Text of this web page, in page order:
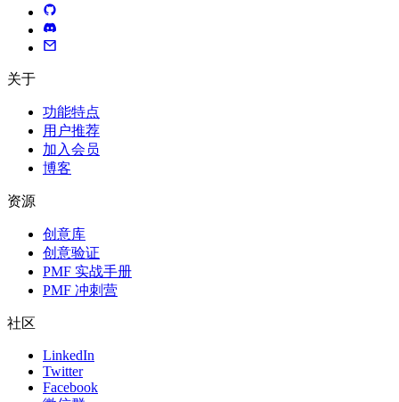
关于
功能特点
用户推荐
加入会员
博客
资源
创意库
创意验证
PMF 实战手册
PMF 冲刺营
社区
LinkedIn
Twitter
Facebook